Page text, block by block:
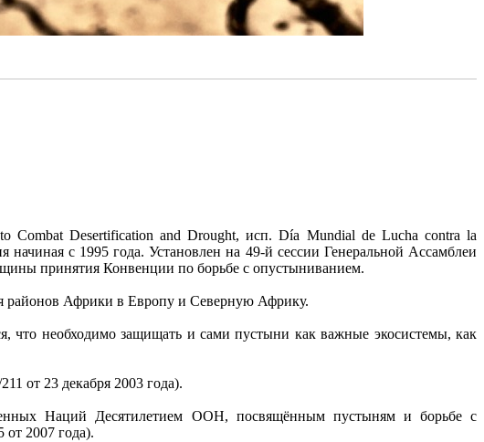
Desertification and Drought, исп. Día Mundial de Lucha contra la
с 1995 года. Установлен на 49-й сессии Генеральной Ассамблеи
принятия Конвенции по борьбе с опустыниванием.
районов Африки в Европу и Северную Африку.
что необходимо защищать и сами пустыни как важные экосистемы, как
от 23 декабря 2003 года).
Наций Десятилетием ООН, посвящённым пустыням и борьбе с
2007 года).